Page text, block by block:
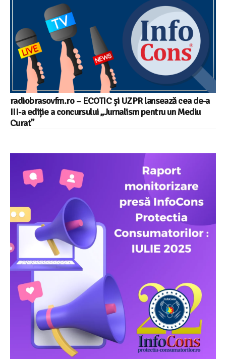
radiobrasovfm.ro – ECOTIC și UZPR lansează cea de-a
III-a ediție a concursului „Jurnalism pentru un Mediu
Curat”